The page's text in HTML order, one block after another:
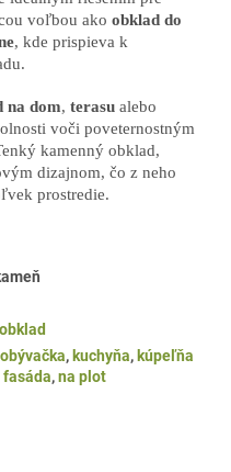
voľbou ako obklad do
, kde prispieva k
na dom, terasu alebo
voči poveternostným
kamenný obklad,
dizajnom, čo z neho
prostredie.
obývačka, kuchyňa, kúpeľňa
fasáda,na plot